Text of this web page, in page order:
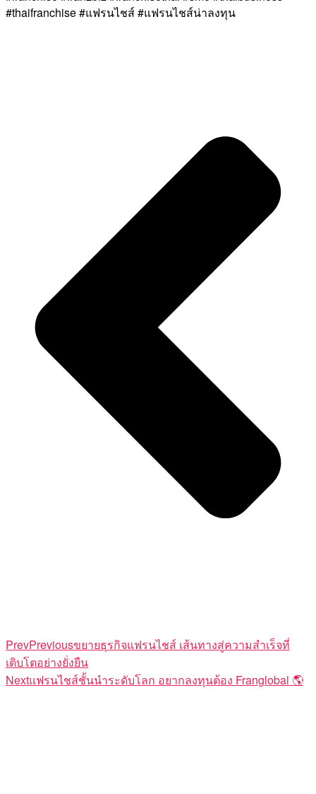
#thaifranchise #แฟรนไชส์ #แฟรนไชส์น่าลงทุน
PrevPreviousขยายธุรกิจแฟรนไชส์ เส้นทางสู่ความสำเร็จที่
เติบโตอย่างยั่งยืน
Nextแฟรนไชส์ชั้นนำระดับโลก อยากลงทุนต้อง Franglobal 🌎